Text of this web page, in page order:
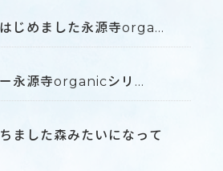
じめました永源寺orga...
永源寺organicシリ...
ました森みたいになって